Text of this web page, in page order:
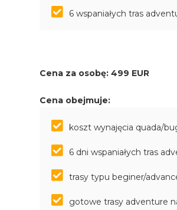
6 wspaniałych tras
Cena za osobę: 499 EUR
Cena obejmuje:
koszt wynajęcia quada/
6 dni wspaniałych tras
trasy typu beginer/
gotowe trasy adventure